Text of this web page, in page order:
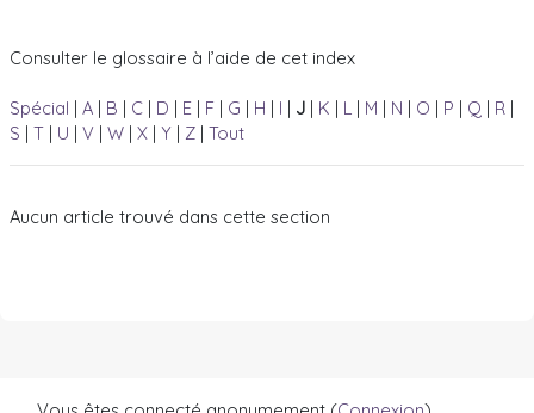
Consulter le glossaire à l’aide de cet index
Spécial | A | B | C | D | E | F | G | H | I | J | K | L | M | N | O | P | Q | R |
S | T | U | V | W | X | Y | Z | Tout
Aucun article trouvé dans cette section